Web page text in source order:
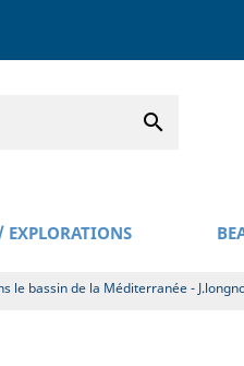

EXPLORATIONS
le bassin de la Méditerranée -